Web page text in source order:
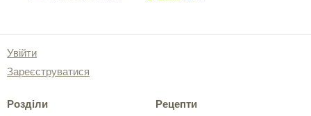
Увійти
Зареєструватися
Розділи
Рецепти